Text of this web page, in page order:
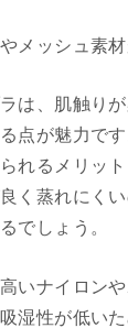
メッシュ素材
は、肌触り
点が魅力で
れるメリッ
く蒸れにく
でしょう。
いナイロン
湿性が低い